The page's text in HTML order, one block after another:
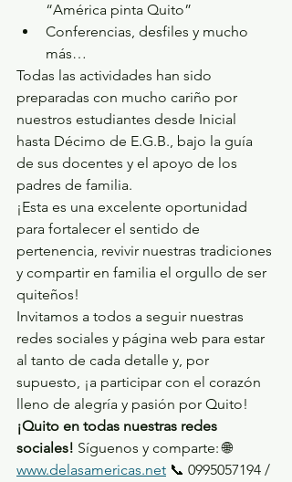
“América pinta Quito”
Conferencias, desfiles y mucho
más…
Todas las actividades han sido
preparadas con mucho cariño por
nuestros estudiantes desde Inicial
hasta Décimo de E.G.B., bajo la guía
de sus docentes y el apoyo de los
padres de familia.
¡Esta es una excelente oportunidad
para fortalecer el sentido de
pertenencia, revivir nuestras tradiciones
y compartir en familia el orgullo de ser
quiteños!
Invitamos a todos a seguir nuestras
redes sociales y página web para estar
al tanto de cada detalle y, por
supuesto, ¡a participar con el corazón
lleno de alegría y pasión por Quito!
¡Quito en todas nuestras redes
sociales! Síguenos y comparte: 🌐
www.delasamericas.net 📞 0995057194 /